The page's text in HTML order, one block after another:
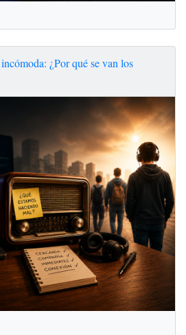
¿Por qué se van los